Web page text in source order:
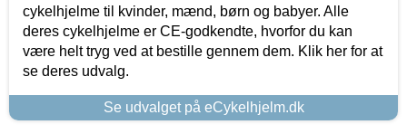
cykelhjelme til kvinder, mænd, børn og babyer. Alle
deres cykelhjelme er CE-godkendte, hvorfor du kan
være helt tryg ved at bestille gennem dem. Klik her for at
se deres udvalg.
Se udvalget på eCykelhjelm.dk